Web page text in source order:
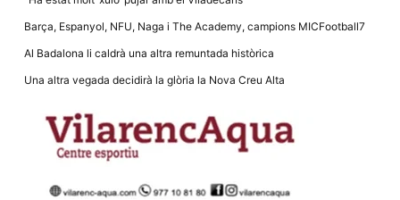
Barça, Espanyol, NFU, Naga i The Academy, campions MICFootball7
Al Badalona li caldrà una altra remuntada històrica
Una altra vegada decidirà la glòria la Nova Creu Alta
Experiència
Alguns
nostre lloc web
emmagatzemen
dades en el seu
lloc funcioni tan